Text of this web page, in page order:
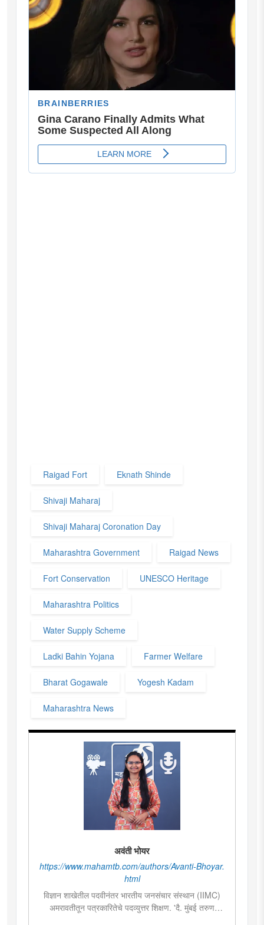
Raigad Fort Eknath Shinde
Shivaji Maharaj
Shivaji Maharaj Coronation Day
Maharashtra Government Raigad News
Fort Conservation UNESCO Heritage
Maharashtra Politics
Water Supply Scheme
Ladki Bahin Yojana Farmer Welfare
Bharat Gogawale Yogesh Kadam
Maharashtra News
अवंती भोयर
https://www.mahamtb.com/authors/Avanti-Bhoyar.
html
विज्ञान शाखेतील पदवीनंतर भारतीय जनसंचार संस्थान (IIMC)
अमरावतीतून पत्रकारितेचे पदव्युत्तर शिक्षण. 'दै. मुंबई तरुण